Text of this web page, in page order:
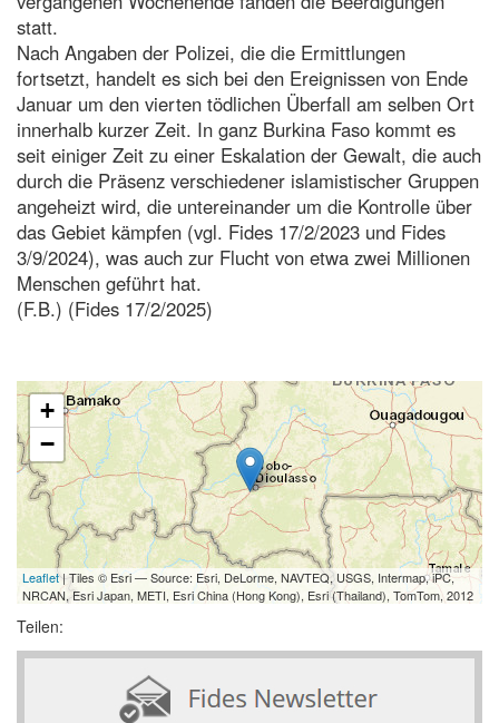
statt.
Nach Angaben der Polizei, die die Ermittlungen
fortsetzt, handelt es sich bei den Ereignissen von Ende
Januar um den vierten tödlichen Überfall am selben Ort
innerhalb kurzer Zeit. In ganz Burkina Faso kommt es
seit einiger Zeit zu einer Eskalation der Gewalt, die auch
durch die Präsenz verschiedener islamistischer Gruppen
angeheizt wird, die untereinander um die Kontrolle über
das Gebiet kämpfen (vgl. Fides 17/2/2023 und Fides
3/9/2024), was auch zur Flucht von etwa zwei Millionen
Menschen geführt hat.
(F.B.) (Fides 17/2/2025)
+
−
Leaflet| Tiles © Esri — Source: Esri, DeLorme, NAVTEQ, USGS, Intermap, iPC,
NRCAN, Esri Japan, METI, Esri China (Hong Kong), Esri (Thailand), TomTom, 2012
Teilen: